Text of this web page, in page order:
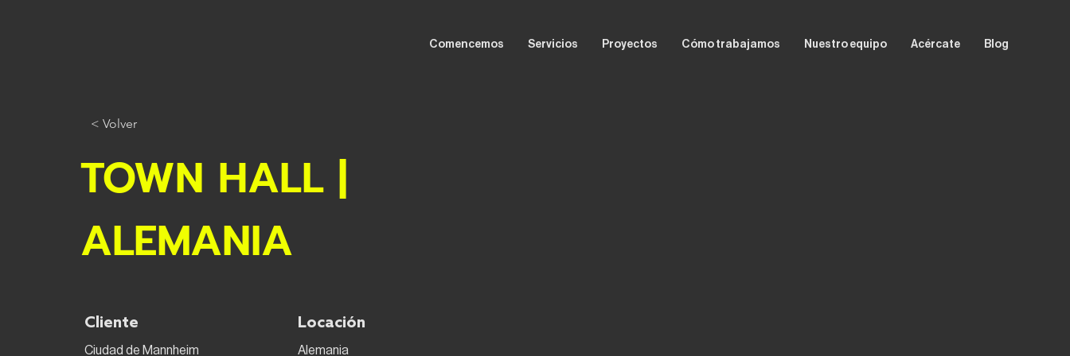
Comencemos Servicios Proyectos Cómo trabajamos Nuestro equipo Acércate Blog
< Volver
TOWN HALL |
ALEMANIA
Cliente
Ciudad de Mannheim
Locación
Alemania